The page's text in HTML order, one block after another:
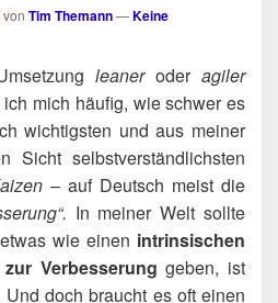
von Tim Themann—Keine
lea­neroder agi­ler
mich häu­fig, wie schwer es
wich­tigs­ten und aus mei­ner
Sicht selbst­ver­ständ­lichs­ten
– auf Deutsch meist die
In mei­ner Welt soll­te
wie einen intrin­si­schen
Ver­bes­se­rung geben, ist
doch braucht es oft einen